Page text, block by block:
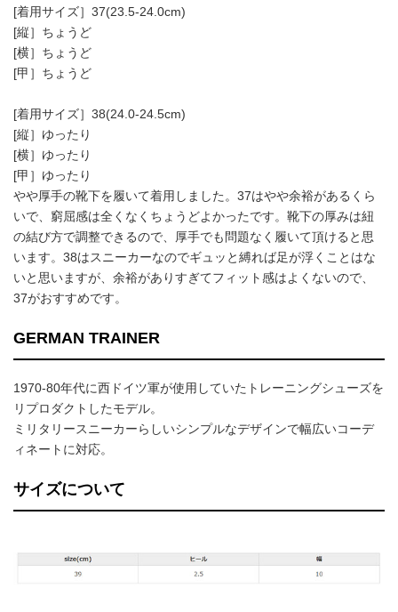
[着用サイズ］37(23.5-24.0cm)
[縦］ちょうど
[横］ちょうど
[甲］ちょうど
[着用サイズ］38(24.0-24.5cm)
[縦］ゆったり
[横］ゆったり
[甲］ゆったり
やや厚手の靴下を履いて着用しました。37はやや余裕があるくら
いで、窮屈感は全くなくちょうどよかったです。靴下の厚みは紐
の結び方で調整できるので、厚手でも問題なく履いて頂けると思
います。38はスニーカーなのでギュッと縛れば足が浮くことはな
いと思いますが、余裕がありすぎてフィット感はよくないので、
37がおすすめです。
GERMAN TRAINER
1970-80年代に西ドイツ軍が使用していたトレーニングシューズを
リプロダクトしたモデル。
ミリタリースニーカーらしいシンプルなデザインで幅広いコーデ
ィネートに対応。
サイズについて